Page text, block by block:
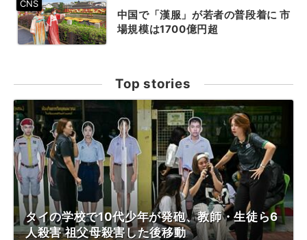
中国で「漢服」が若者の普段着に 市
場規模は1700億円超
Top stories
タイの学校で10代少年が発砲、教師・生徒ら6
人殺害 祖父母殺害した後移動